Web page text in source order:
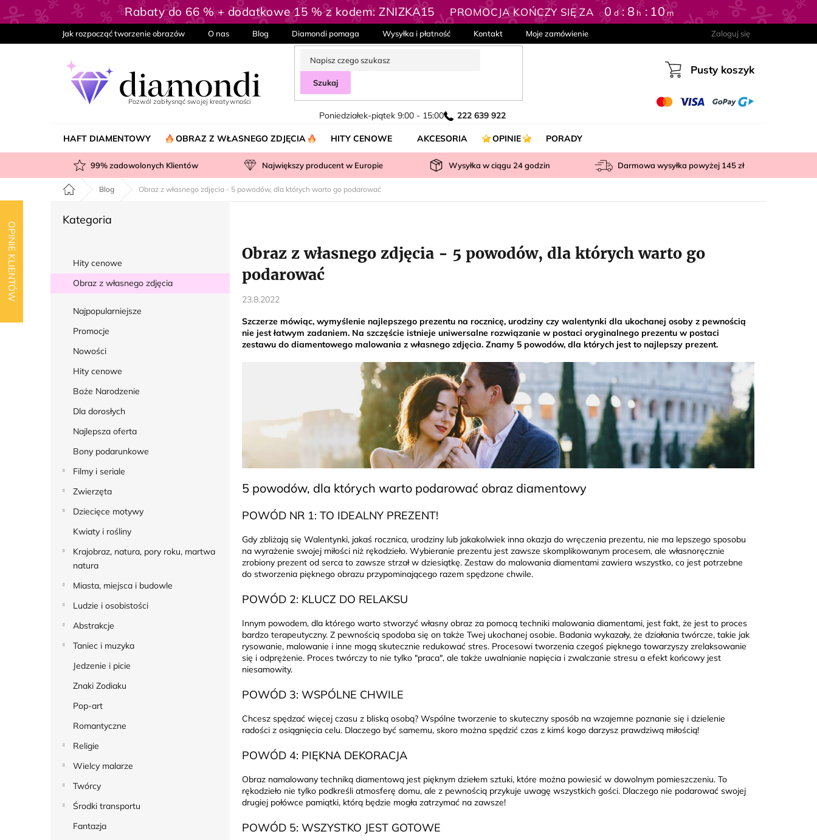
OPINIE KLIENTÓW
Przejść
do
Rabaty do 66 % + dodatkowe 15 % z kodem: ZNIZKA15 PROMOCJA KOŃCZY SIĘ ZA 0 d 8 h 10m
Jak rozpocząć tworzenie obrazów O nas Blog Diamondi pomaga Wysyłka i płatność Kontakt Moje zamówienie Zaloguj się
Szukaj
Poniedziałek-piątek 9:00 - 15:00 222 639 922
Koszyk
Pusty koszyk
HAFT DIAMENTOWY OBRAZ Z WŁASNEGO ZDJĘCIA HITY CENOWE AKCESORIA OPINIE PORADY
99% zadowolonych Klientów Największy producent w Europie Wysyłka w ciągu 24godzin Darmowa wysyłka powyżej 145 zł
Home Blog Obraz z własnego zdjęcia - 5 powodów, dla których warto go podarować
k
b
Pominąć
Kategoria
Hity cenowe
Obraz z własnego zdjęcia
Najpopularniejsze
Promocje
Nowości
Hity cenowe
Boże Narodzenie
Dla dorosłych
Najlepsza oferta
Bony podarunkowe
Filmy i seriale
Zwierzęta
Dziecięce motywy
Kwiaty i rośliny
Krajobraz, natura, pory roku, martwa
natura
Miasta, miejsca i budowle
Ludzie i osobistości
Abstrakcje
Taniec i muzyka
Jedzenie i picie
Znaki Zodiaku
Pop-art
Romantyczne
Religie
Wielcy malarze
Twórcy
Środki transportu
Fantazja
Obraz z własnego zdjęcia - 5 powodów, dla których warto go
podarować
23.8.2022
Szczerze mówiąc, wymyślenie najlepszego prezentu na rocznicę, urodziny czy walentynki dla ukochanej osoby z pewnością
nie jest łatwym zadaniem. Na szczęście istnieje uniwersalne rozwiązanie w postaci oryginalnego prezentu w postaci
zestawu do diamentowego malowania z własnego zdjęcia. Znamy 5 powodów, dla których jest to najlepszy prezent.
5 powodów, dla których warto podarować obraz diamentowy
POWÓD NR 1: TO IDEALNY PREZENT!
Gdy zbliżają się Walentynki, jakaś rocznica, urodziny lub jakakolwiek inna okazja do wręczenia prezentu, nie ma lepszego sposobu
na wyrażenie swojej miłości niż rękodzieło. Wybieranie prezentu jest zawsze skomplikowanym procesem, ale własnoręcznie
zrobiony prezent od serca to zawsze strzał w dziesiątkę. Zestaw do malowania diamentami zawiera wszystko, co jest potrzebne
do stworzenia pięknego obrazu przypominającego razem spędzone chwile.
POWÓD 2: KLUCZ DO RELAKSU
Innym powodem, dla którego warto stworzyć własny obraz za pomocą techniki malowania diamentami, jest fakt, że jest to proces
bardzo terapeutyczny. Z pewnością spodoba się on także Twej ukochanej osobie. Badania wykazały, że działania twórcze, takie jak
rysowanie, malowanie i inne mogą skutecznie redukować stres. Procesowi tworzenia czegoś pięknego towarzyszy zrelaksowanie
się i odprężenie. Proces twórczy to nie tylko "praca", ale także uwalnianie napięcia i zwalczanie stresu a efekt końcowy jest
niesamowity.
POWÓD 3: WSPÓLNE CHWILE
Chcesz spędzać więcej czasu z bliską osobą? Wspólne tworzenie to skuteczny sposób na wzajemne poznanie się i dzielenie
radości z osiągnięcia celu. Dlaczego być samemu, skoro można spędzić czas z kimś kogo darzysz prawdziwą miłością!
POWÓD 4: PIĘKNA DEKORACJA
Obraz namalowany techniką diamentową jest pięknym dziełem sztuki, które można powiesić w dowolnym pomieszczeniu. To
rękodzieło nie tylko podkreśli atmosferę domu, ale z pewnością przykuje uwagę wszystkich gości. Dlaczego nie podarować swojej
drugiej połówce pamiątki, którą będzie mogła zatrzymać na zawsze!
POWÓD 5: WSZYSTKO JEST GOTOWE